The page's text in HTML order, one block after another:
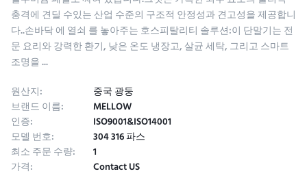
충격에 견딜 수있는 산업 수준의 구조적 안정성과 견고성을 제공합니
다..손바닥 에 열쇠 를 놓아주는 호스피탈리티 솔루션:이 단말기는 전
문 요리와 강력한 환기, 낮은 온도 냉장고, 살균 세탁, 그리고 스마트
조명을 ...
원산지:
중국 광둥
브랜드 이름: MELLOW
인증: ISO9001&ISO14001
모델 번호: 304 316 파스
최소 주문 수량: 1
가격: Contact US